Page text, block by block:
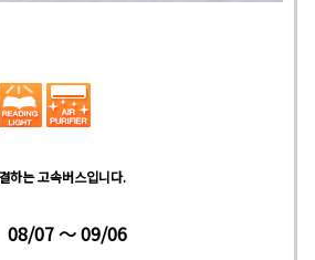
하는 고속버스입니다.
08/07 ～ 09/06